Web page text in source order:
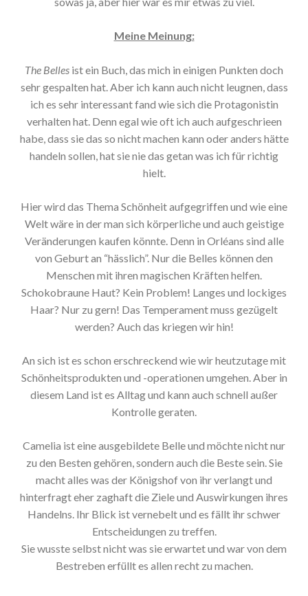
Meine Meinung:
The Belles ist ein Buch, das mich in einigen Punkten doch
sehr gespalten hat. Aber ich kann auch nicht leugnen, dass
ich es sehr interessant fand wie sich die Protagonistin
verhalten hat. Denn egal wie oft ich auch aufgeschrieen
habe, dass sie das so nicht machen kann oder anders hätte
handeln sollen, hat sie nie das getan was ich für richtig
hielt.
Hier wird das Thema Schönheit aufgegriffen und wie eine
Welt wäre in der man sich körperliche und auch geistige
Veränderungen kaufen könnte. Denn in Orléans sind alle
von Geburt an “hässlich”. Nur die Belles können den
Menschen mit ihren magischen Kräften helfen.
Schokobraune Haut? Kein Problem! Langes und lockiges
Haar? Nur zu gern! Das Temperament muss gezügelt
werden? Auch das kriegen wir hin!
An sich ist es schon erschreckend wie wir heutzutage mit
Schönheitsprodukten und -operationen umgehen. Aber in
diesem Land ist es Alltag und kann auch schnell außer
Kontrolle geraten.
Camelia ist eine ausgebildete Belle und möchte nicht nur
zu den Besten gehören, sondern auch die Beste sein. Sie
macht alles was der Königshof von ihr verlangt und
hinterfragt eher zaghaft die Ziele und Auswirkungen ihres
Handelns. Ihr Blick ist vernebelt und es fällt ihr schwer
Entscheidungen zu treffen.
Sie wusste selbst nicht was sie erwartet und war von dem
Bestreben erfüllt es allen recht zu machen.